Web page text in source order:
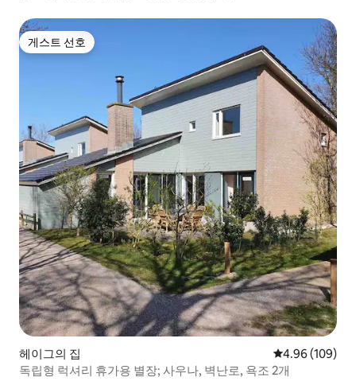
게스트 선호
게스트 선호
헤이그의 집 평점 4.96점(5
4.96 (109)
독립형 럭셔리 휴가용 별장; 사우나, 벽난로, 욕조 2개